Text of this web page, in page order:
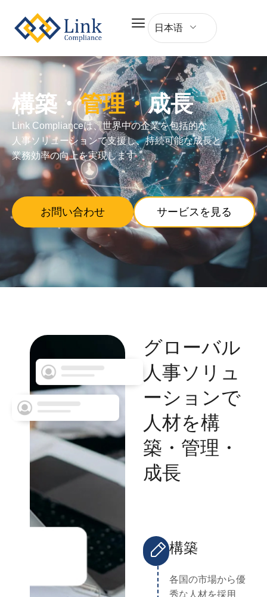
日本语
構築・管理・成長
Link Complianceは、世界中の企業を包括的な
人事ソリューションで支援し、持続可能な成長と
業務効率の向上を実現します
お問い合わせ サービスを見る
グローバル
人事ソリュ
ーションで
人材を構
築・管理・
成長
構築
各国の市場から優
秀な人材を採用